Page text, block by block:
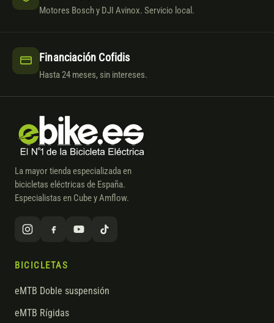
Motores Bosch y DJI Avinox. Servicio local.
Financiación Cofidis
Hasta 24 meses, sin intereses.
La mayor tienda especializada en
bicicletas eléctricas de España.
Especialistas en Cube y Amflow.
BICICLETAS
eMTB Doble suspensión
eMTB Rígidas